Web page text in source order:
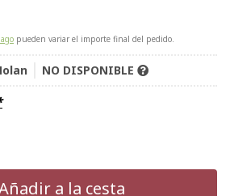
pueden variar el importe final del pedido.
NO DISPONIBLE
a la cesta